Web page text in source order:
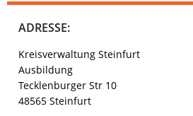
ADRESSE:
Kreisverwaltung Steinfurt
Ausbildung
Tecklenburger Str 10
48565 Steinfurt